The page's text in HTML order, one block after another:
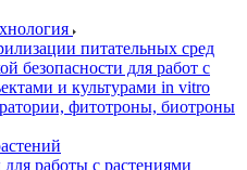
питательных сред
безопасности для работ с
и культурами in vitro
фитотроны, биотроны
работы с растениями